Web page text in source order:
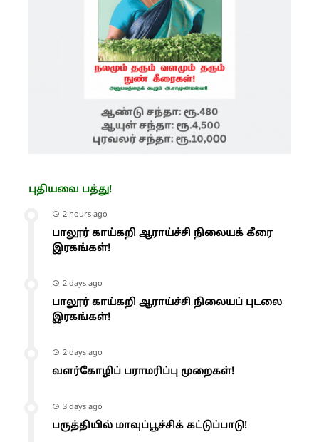
புதியவை பத்து!
2 hours ago
பாலூர் காய்கறி ஆராய்ச்சி நிலையக் கீரை
இரகங்கள்!
2 days ago
பாலூர் காய்கறி ஆராய்ச்சி நிலையப் புடலை
இரகங்கள்!
2 days ago
வளர்கோழிப் பராமரிப்பு முறைகள்!
3 days ago
பருத்தியில் மாவுப்பூச்சிக் கட்டுப்பாடு!